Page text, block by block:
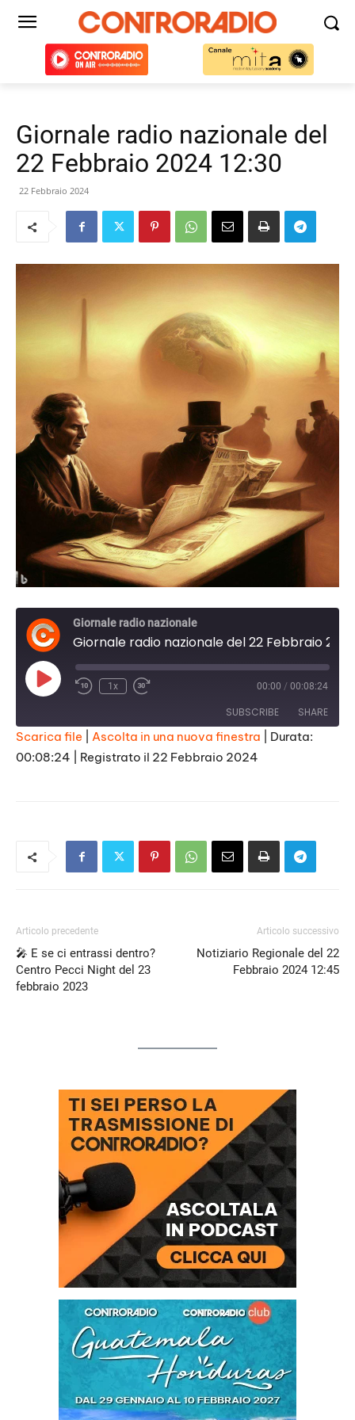
Giornale radio nazionale del
22 Febbraio 2024 12:30
22 Febbraio 2024
Giornale radio nazionale
Play
Episode
1x 00:00 / 00:08:24
SUBSCRIBE SHARE
SHARE
Scarica file Ascolta in una nuova finestra
Durata:
00:08:24
Registrato il 22 Febbraio 2024
Articolo precedente
🎤 E se ci entrassi dentro?
Centro Pecci Night del 23
febbraio 2023
Articolo successivo
Notiziario Regionale del 22
Febbraio 2024 12:45